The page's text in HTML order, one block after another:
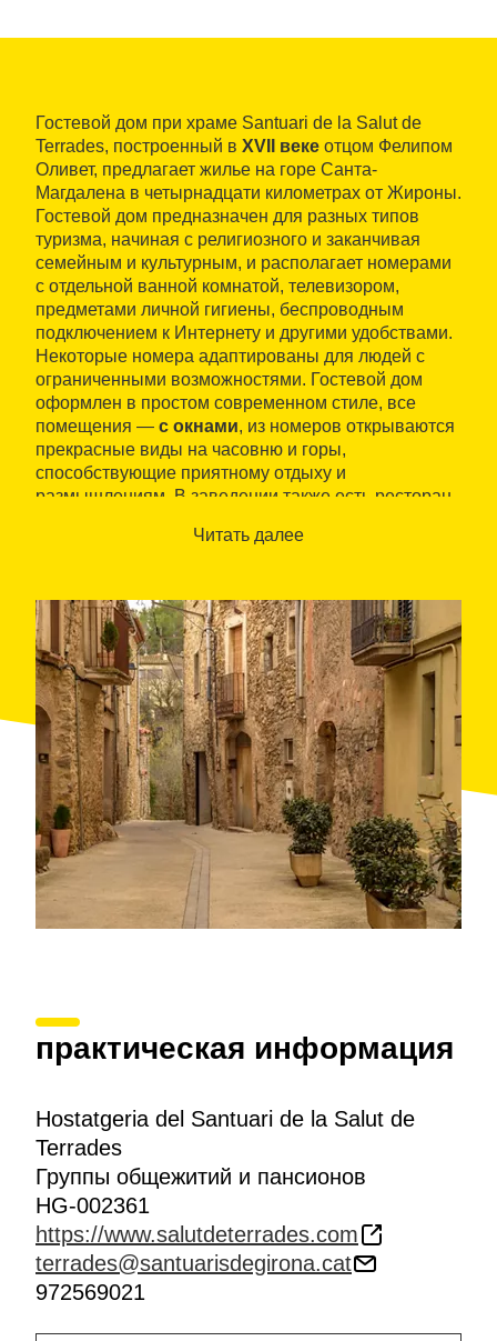
Гостевой дом при храме Santuari de la Salut de
Terrades, построенный в XVII веке отцом Фелипом
Оливет, предлагает жилье на горе Санта-
Магдалена в четырнадцати километрах от Жироны.
Гостевой дом предназначен для разных типов
туризма, начиная с религиозного и заканчивая
семейным и культурным, и располагает номерами
с отдельной ванной комнатой, телевизором,
предметами личной гигиены, беспроводным
подключением к Интернету и другими удобствами.
Некоторые номера адаптированы для людей с
ограниченными возможностями. Гостевой дом
оформлен в простом современном стиле, все
помещения — с окнами, из номеров открываются
прекрасные виды на часовню и горы,
способствующие приятному отдыху и
размышлениям. В заведении также есть ресторан
Читать далее
практическая информация
Hostatgeria del Santuari de la Salut de
Terrades
Группы общежитий и пансионов
HG-002361
https://www.salutdeterrades.com
terrades@santuarisdegirona.cat
972569021